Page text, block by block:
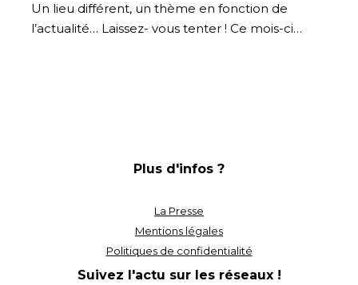
Un lieu différent, un thème en fonction de
l’actualité… Laissez- vous tenter ! Ce mois-ci…
Plus d'infos ?
La Presse
Mentions légales
Politiques de confidentialité
Suivez l'actu sur les réseaux !